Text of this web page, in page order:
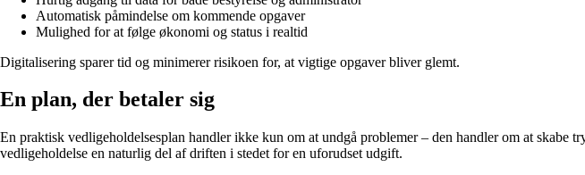
Automatisk påmindelse om kommende opgaver
Mulighed for at følge økonomi og status i realtid
Digitalisering sparer tid og minimerer risikoen for, at vigtige opgaver bliver glemt.
En plan, der betaler sig
En praktisk vedligeholdelsesplan handler ikke kun om at undgå problemer – den handler om at
vedligeholdelse en naturlig del af driften i stedet for en uforudset udgift.